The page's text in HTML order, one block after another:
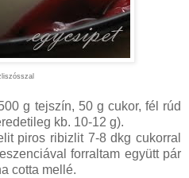
g tejszín, 50 g cukor, fél rúd
kb. 10-12 g).
piros ribizlit 7-8 dkg cukorral
forraltam együtt pár
cotta mellé.